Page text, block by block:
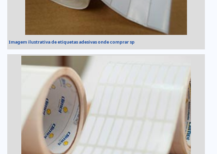
Imagem ilustrativa de etiquetas adesivas onde comprar sp